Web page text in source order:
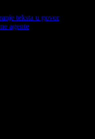
teksta u govor
agente